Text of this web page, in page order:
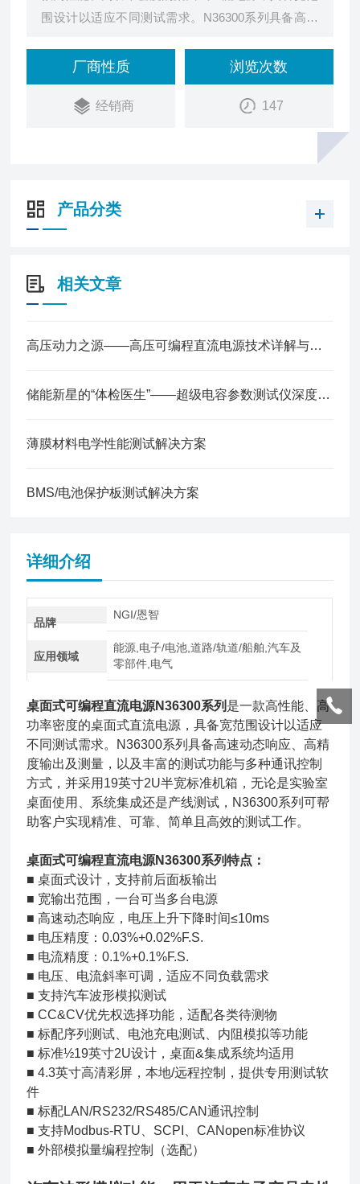
围设计以适应不同测试需求。N36300系列具备高速
与多种通讯控制方式，并采用19英寸2U半宽标准机
箱，无论是实验室桌面使用、系统集成还是产线测
试，N36300系列可帮助客户实现精准、可靠、简单
厂商性质
经销商
浏览次数
147
产品分类
相关文章
高压动力之源——高压可编程直流电源技术详解与行业应用
储能新星的“体检医生”——超级电容参数测试仪深度解读
薄膜材料电学性能测试解决方案
BMS/电池保护板测试解决方案
详细介绍
品牌
NGI/恩智
应用领域
能源,电子/电池,道路/轨道/船舶,汽车及
零部件,电气
桌面式可编程直流电源N36300系列 是一款高性能、高
功率密度的桌面式直流电源，具备宽范围设计以适应
不同测试需求。N36300系列具备高速动态响应、高精
度输出及测量，以及丰富的测试功能与多种通讯控制
方式，并采用19英寸2U半宽标准机箱，无论是实验室
桌面使用、系统集成还是产线测试，N36300系列可帮
助客户实现精准、可靠、简单且高效的测试工作。
桌面式可编程直流电源N36300系列特点：
■桌面式设计，支持前后面板输出
■ 宽输出范围，一台可当多台电源
■高速动态响应，电压上升下降时间≤10ms
■ 电压精度：0.03%+0.02%F.S.
■ 电流精度：0.1%+0.1%F.S.
■ 电压、电流斜率可调，适应不同负载需求
■支持汽车波形模拟测试
■CC&CV优先权选择功能，适配各类待测物
■标配序列测试、电池充电测试、内阻模拟等功能
■标准½19英寸2U设计，桌面&集成系统均适用
■4.3英寸高清彩屏，本地/远程控制，提供专用测试软
件
■标配LAN/RS232/RS485/CAN通讯控制
■支持Modbus-RTU、SCPI、CANopen标准协议
■外部模拟量编程控制（选配）